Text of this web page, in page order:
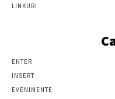
LINKURI
ENTER
INSERT
EVENIMENTE